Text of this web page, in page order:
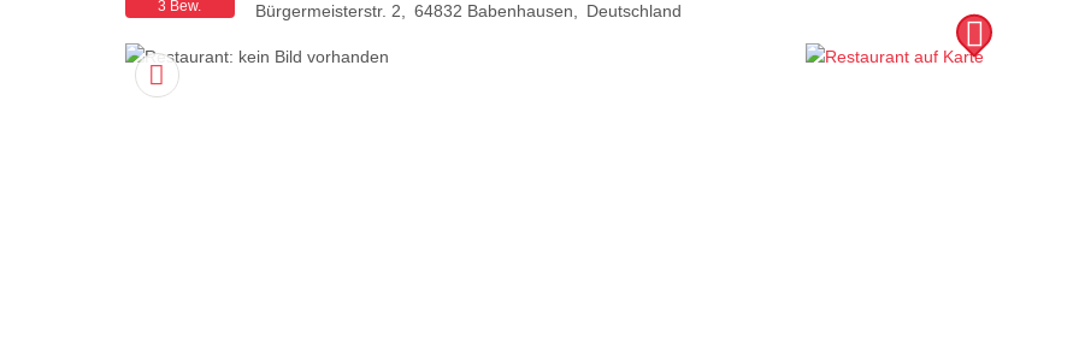
Bürgermeisterstr. 2 64832 Babenhausen Deutschland
3 Bew.